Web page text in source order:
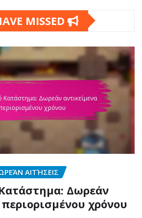
MISSED
ΑΙΤΉΣΕΙΣ
Δωρεάν
χρόνου